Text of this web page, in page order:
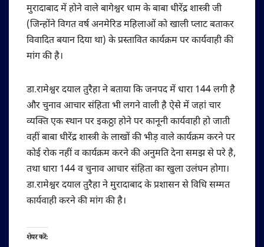
मुरादाबाद में होने वाले बागेश्वर धाम के बाबा धीरेंद्र शास्त्री जी
(जिन्होंने विगत वर्ष अनमेरिड महिलाओं को खाली प्लाट बताकर
विवादित बयान दिया था) के प्रस्तावित कार्यक्रम पर कार्यवाही की
मांग की है।
डा.रामेश्वर दयाल तुरैहा ने बताया कि जनपद में धारा 144 लगी है
और चुनाव आचार संहिता भी लगने वाली है ऐसे में जहां चार
व्यक्ति एक स्थान पर इकठ्ठा होने पर कानूनी कार्यवाही हो जाती
वहीं बाबा धीरेंद्र शास्त्री के लाखों की भीड़ वाले कार्यक्रम करने पर
कोई रोक नहीं व कार्यक्रम करने की अनुमति देना समझ से परे है,
तथा धारा 144 व चुनाव आचार संहिता का खुला उलंघन होगा।
डा.रामेश्वर दयाल तुरैहा ने मुरादाबाद के प्रशासन से विधि सम्मत
कार्यवाही करने की मांग की है।
शेयर करें: